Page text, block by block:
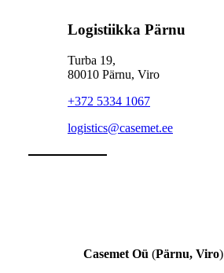
Logistiikka Pärnu
Turba 19,
80010 Pärnu, Viro
+372 5334 1067
logistics@casemet.ee
Casemet Oü (Pärnu, Viro)